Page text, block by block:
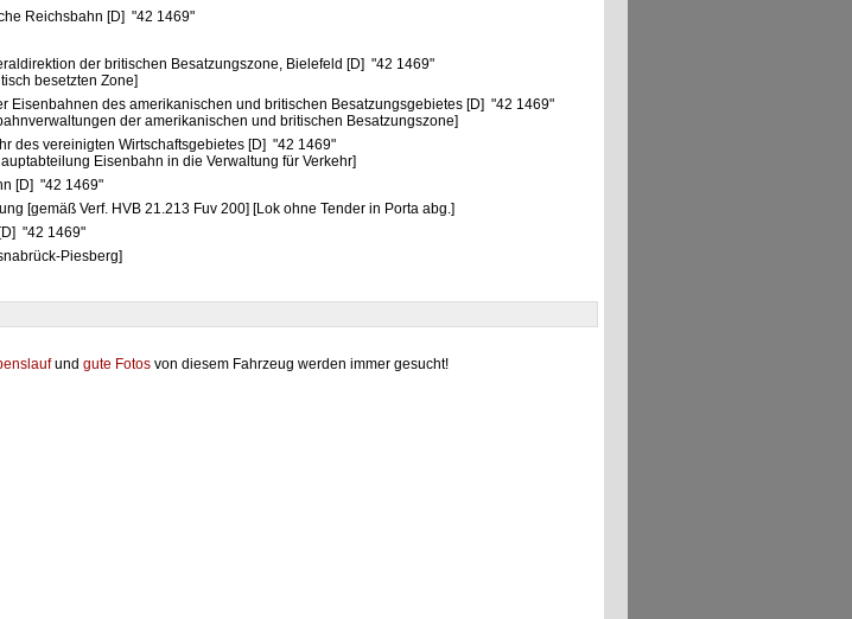
Reichsbahn [D] "42 1469"
der britischen Besatzungszone, Bielefeld [D] "42 1469"
besetzten Zone]
Eisenbahnen des amerikanischen und britischen Besatzungsgebietes [D] "42 1469"
der amerikanischen und britischen Besatzungszone]
des vereinigten Wirtschaftsgebietes [D] "42 1469"
Eisenbahn in die Verwaltung für Verkehr]
[D] "42 1469"
[gemäß Verf. HVB 21.213 Fuv 200] [Lok ohne Tender in Porta abg.]
"42 1469"
Piesberg]
und gute Fotos von diesem Fahrzeug werden immer gesucht!